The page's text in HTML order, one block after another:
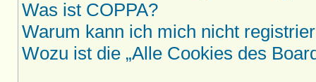
Was ist COPPA?
Warum kann ich mich nicht
Wozu ist die „Alle Cookies des